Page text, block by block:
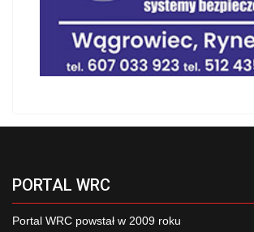
PORTAL WRC
Portal WRC powstał w 2009 roku